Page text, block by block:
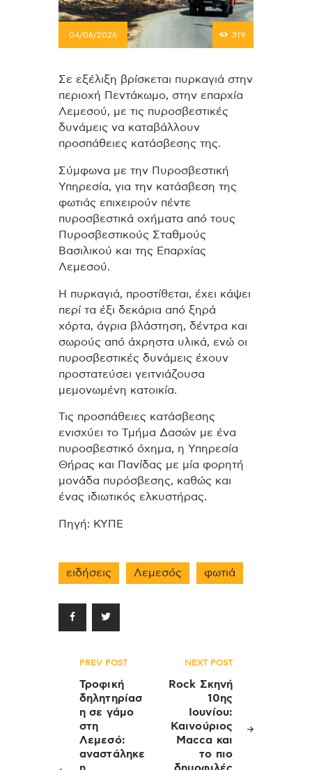
04/06/2026 319
Σε εξέλιξη βρίσκεται πυρκαγιά στην
περιοχή Πεντάκωμο, στην επαρχία
Λεμεσού, με τις πυροσβεστικές
δυνάμεις να καταβάλλουν
προσπάθειες κατάσβεσης της.
Σύμφωνα με την Πυροσβεστική
Υπηρεσία, για την κατάσβεση της
φωτιάς επιχειρούν πέντε
πυροσβεστικά οχήματα από τους
Πυροσβεστικούς Σταθμούς
Βασιλικού και της Επαρχίας
Λεμεσού.
Η πυρκαγιά, προστίθεται, έχει κάψει
περί τα έξι δεκάρια από ξηρά
χόρτα, άγρια βλάστηση, δέντρα και
σωρούς από άχρηστα υλικά, ενώ οι
πυροσβεστικές δυνάμεις έχουν
προστατεύσει γειτνιάζουσα
μεμονωμένη κατοικία.
Τις προσπάθειες κατάσβεσης
ενισχύει το Τμήμα Δασών με ένα
πυροσβεστικό όχημα, η Υπηρεσία
Θήρας και Πανίδας με μία φορητή
μονάδα πυρόσβεσης, καθώς και
ένας ιδιωτικός ελκυστήρας.
Πηγή: ΚΥΠΕ
ειδήσεις Λεμεσός φωτιά
Πλοήγηση
άρθρων
PREV POST
Τροφική
δηλητηρίασ
η σε γάμο
στη
Λεμεσό:
αναστάληκε
η
NEXT POST
Rock Σκηνή
10ης
Ιουνίου:
Καινούριος
Macca και
το πιο
δημοφιλές